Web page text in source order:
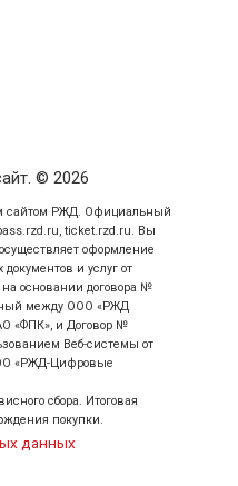
заказа;
пассажира, на
© 2026
сайтом РЖД. Официальный
ticket.rzd.ru. Вы
оформление
и услуг от
основании договора №
между ООО «РЖД
«ФПК», и Договор №
Веб-системы от
«РЖД-Цифровые
сбора. Итоговая
покупки.
данных